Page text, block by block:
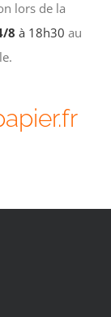
lors de la
8 à 18h30 au